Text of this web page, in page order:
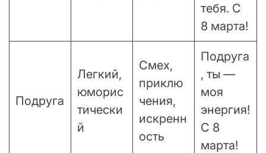
тебя. С
8 марта!
Подруга
Легкий,
юморис
тически
й
Смех,
приклю
чения,
искренн
ость
Подруга
, ты —
моя
энергия!
С 8
марта!